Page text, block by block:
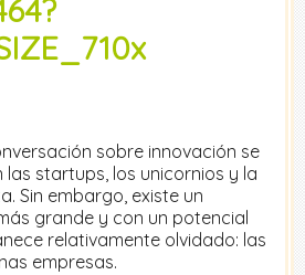
sobre innovación se
startups, los unicornios y la
Sin embargo, existe un
grande y con un potencial
relativamente olvidado: las
empresas.